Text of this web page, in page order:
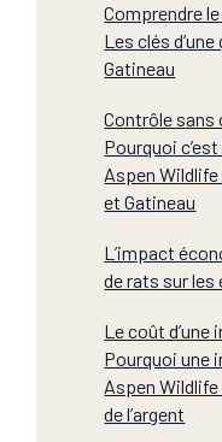
Comprendre
Les clés
Gatineau
Contrôle sans
Pourquoi
Aspen Wildlife
et Gatineau
L’impact
de rats sur les
Le coût
Pourquoi une
Aspen
de l’argent